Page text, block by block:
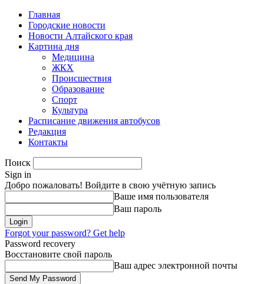
Главная
Городские новости
Новости Алтайского края
Картина дня
Медицина
ЖКХ
Происшествия
Образование
Спорт
Культура
Расписание движения автобусов
Редакция
Контакты
Поиск
Sign in
Добро пожаловать! Войдите в свою учётную запись
Ваше имя пользователя
Ваш пароль
Forgot your password? Get help
Password recovery
Восстановите свой пароль
Ваш адрес электронной почты